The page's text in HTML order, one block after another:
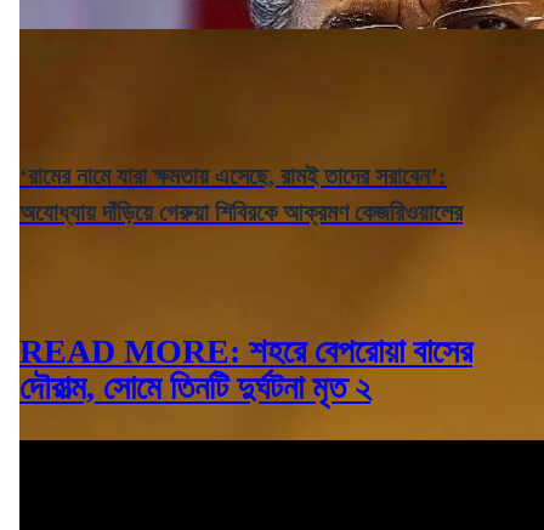
‘রামের নামে যারা ক্ষমতায় এসেছে, রামই তাদের সরাবেন’:
অযোধ্যায় দাঁড়িয়ে গেরুয়া শিবিরকে আক্রমণ কেজরিওয়ালের
READ MORE: শহরে বেপরোয়া বাসের
দৌরাত্ম, সোমে তিনটি দুর্ঘটনা মৃত ২